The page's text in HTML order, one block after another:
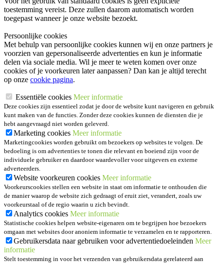
toestemming vereist. Deze zullen daarom automatisch worden
toegepast wanneer je onze website bezoekt.
Persoonlijke cookies
Met behulp van persoonlijke cookies kunnen wij en onze partners je
voorzien van gepersonaliseerde advertenties en kun je informatie
delen via sociale media. Wil je meer te weten komen over onze
cookies of je voorkeuren later aanpassen? Dan kan je altijd terecht
op onze cookie pagina.
Essentiële cookies Meer informatie
Deze cookies zijn essentieel zodat je door de website kunt navigeren en gebruik
kunt maken van de functies. Zonder deze cookies kunnen de diensten die je
hebt aangevraagd niet worden geleverd.
Marketing cookies Meer informatie
Marketingcookies worden gebruikt om bezoekers op websites te volgen. De
bedoeling is om advertenties te tonen die relevant en boeiend zijn voor de
individuele gebruiker en daardoor waardevoller voor uitgevers en externe
adverteerders.
Website voorkeuren cookies Meer informatie
Voorkeurscookies stellen een website in staat om informatie te onthouden die
de manier waarop de website zich gedraagt of eruit ziet, verandert, zoals uw
voorkeurstaal of de regio waarin u zich bevindt.
Analytics cookies Meer informatie
Statistische cookies helpen website-eigenaren om te begrijpen hoe bezoekers
omgaan met websites door anoniem informatie te verzamelen en te rapporteren.
Gebruikersdata naar gebruiken voor advertentiedoeleinden Meer
informatie
Stelt toestemming in voor het verzenden van gebruikersdata gerelateerd aan